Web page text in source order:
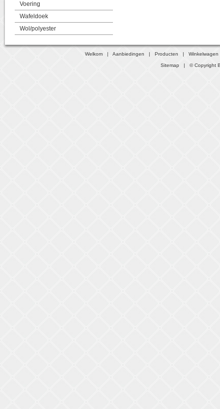
Voering
Wafeldoek
Wol/polyester
Welkom |Aanbiedingen |Producten |Winkelwagen
Sitemap | © Copyright